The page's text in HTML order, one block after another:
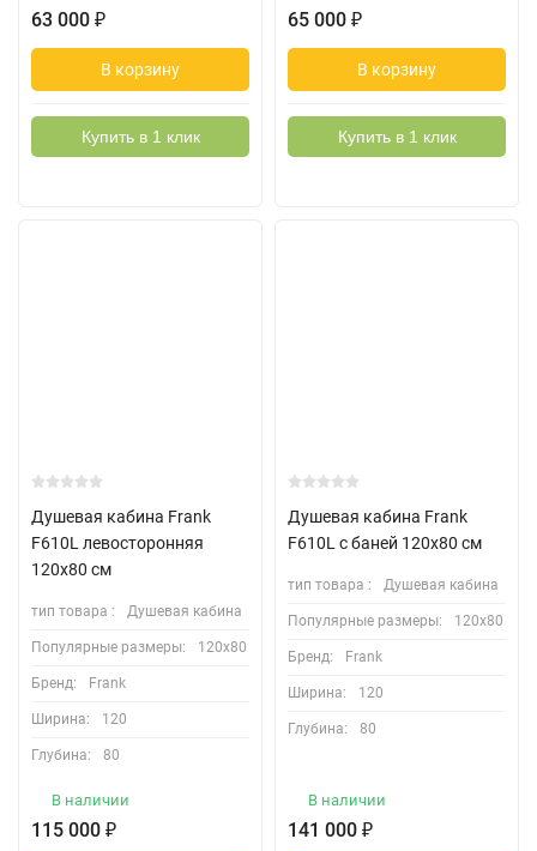
63 000 ₽
В корзину
Купить в 1 клик
65 000 ₽
В корзину
Купить в 1 клик
Душевая кабина Frank
F610L левосторонняя
120х80 см
тип товара : Душевая кабина
Популярные размеры: 120х80
Бренд: Frank
Ширина: 120
Глубина: 80
В наличии
115 000 ₽
Душевая кабина Frank
F610L с баней 120х80 см
тип товара : Душевая кабина
Популярные размеры: 120х80
Бренд: Frank
Ширина: 120
Глубина: 80
В наличии
141 000 ₽